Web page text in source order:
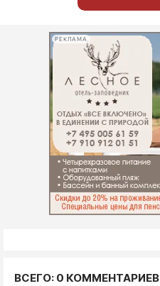
РЕКЛАМА
ВСЕГО: 0 КОММЕНТАРИЕВ